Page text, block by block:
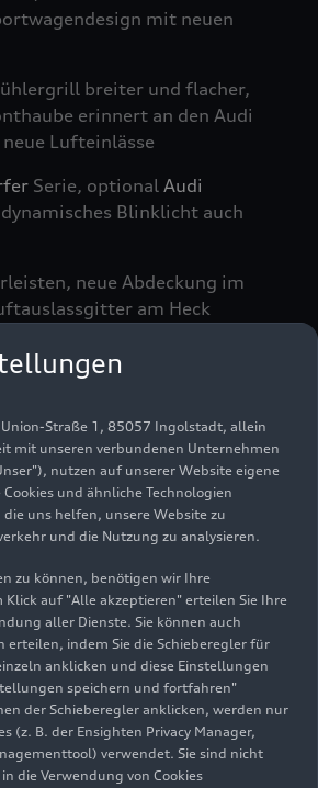
mit neuen
breiter und flacher,
erinnert an den Audi
neue Lufteinlässe
Serie, optional Audi
Blinklicht auch
neue Abdeckung im
am Heck
nach oben gezogen,
elliptischen Endrohren
zwei neue Lackfarben
Audi-Ringe erhältlich
5,2 Liter-Hochdrehzahl-V10 mit
Drehmoment
kombiniert l/100 km:
-Emission kombiniert g/km:
mit 419 kW (570 PS)
kombiniert l/100 km*:
2 -Emission kombiniert g/km*:
Union-Straße 1, 85057 Ingolstadt, allein
mit unseren verbundenen Unternehmen
nutzen auf unserer Website eigene
und ähnliche Technologien
uns helfen, unsere Website zu
und die Nutzung zu analysieren.
zu können, benötigen wir Ihre
auf "Alle akzeptieren" erteilen Sie Ihre
aller Dienste. Sie können auch
erteilen, indem Sie die Schieberegler für
anklicken und diese Einstellungen
speichern und fortfahren"
der Schieberegler anklicken, werden nur
(z. B. der Ensighten Privacy Manager,
verwendet. Sie sind nicht
die Verwendung von Cookies